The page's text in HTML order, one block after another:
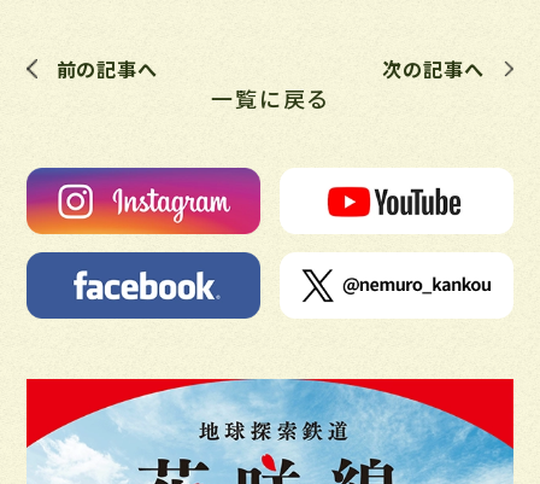
前の記事へ 次の記事へ
一覧に戻る